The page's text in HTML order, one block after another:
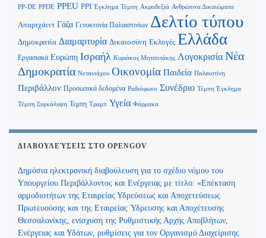
PP-DE PPDE PPEU PPI Έγκλημα Τέμπη Ακροδεξιά Ανθρώπινα Δικαιώματα
Απαρτχάιντ Γάζα Γενοκτονία Παλαιστινίων Δελτίο τύπου
Δημοκρατία Διαμαρτυρία Δικαιοσύνη Εκλογές Ελλάδα
Εργασιακά Ευρώπη Ισραήλ Κυριάκος Μητσοτάκης Λογοκρισία Νέα
Δημοκρατία Νετανιάχου Οικονομία Παιδεία Παλαιστίνη
Περιβάλλον Προσωπικά δεδομένα Ραδιόφωνο Συνέδριο Τέμπη Έγκλημα
Τέμπη Συγκάλυψη Τεμπη Τραμπ Υγεία Φάρμακα
ΔΙΑΒΟΥΛΕΎΣΕΙΣ ΣΤΟ OPENGOV
Δημόσια ηλεκτρονική διαβούλευση για το σχέδιο νόμου του
Υπουργείου Περιβάλλοντος και Ενέργειας με τίτλο: «Επέκταση
αρμοδιοτήτων της Εταιρείας Υδρεύσεως και Αποχετεύσεως
Πρωτευούσης και της Εταιρείας Ύδρευσης και Αποχέτευσης
Θεσσαλονίκης, ενίσχυση της Ρυθμιστικής Αρχής Αποβλήτων,
Ενέργειας και Υδάτων, ρυθμίσεις για τον Οργανισμό Διαχείρισης